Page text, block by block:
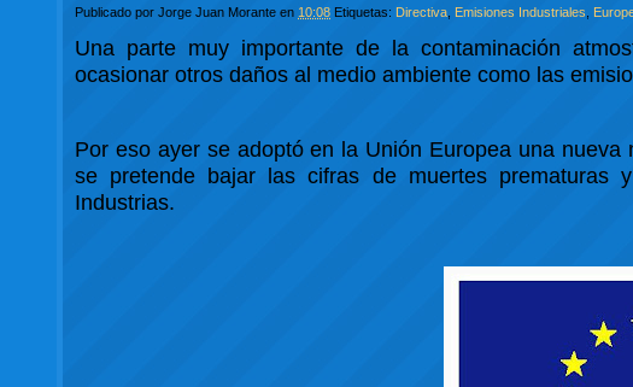
Publicado porJorge Juan Morante en 10:08 Etiquetas: Directiva Emisiones Industriales
Una parte muy importante de la contaminación
ocasionar otros daños al medio ambiente como las
Por eso ayer se adoptó en la Unión Europea una
se pretende bajar las cifras de muertes prematuras
Industrias.